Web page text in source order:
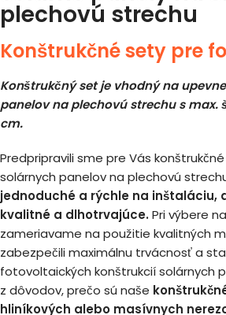
plechovú strechu
Konštrukčné sety pre
Konštrukčný set je vhodný na
panelov na plechovú strechu s max.
cm.
Predpripravili sme pre Vás
solárnych panelov na plechovú
jednoduché a rýchle na inštaláciu,
kvalitné a dlhotrvajúce. Pri výbere
zameriavame na použitie kvalitných
zabezpečili maximálnu trvácnosť a
fotovoltaických konštrukcií solárnych
z dôvodov, prečo sú naše
hliníkových alebo masívnych